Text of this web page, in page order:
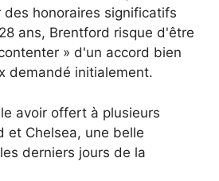
honoraires significatifs
ans, Brentford risque d'être
» d'un accord bien
demandé initialement.
avoir offert à plusieurs
et Chelsea, une belle
derniers jours de la